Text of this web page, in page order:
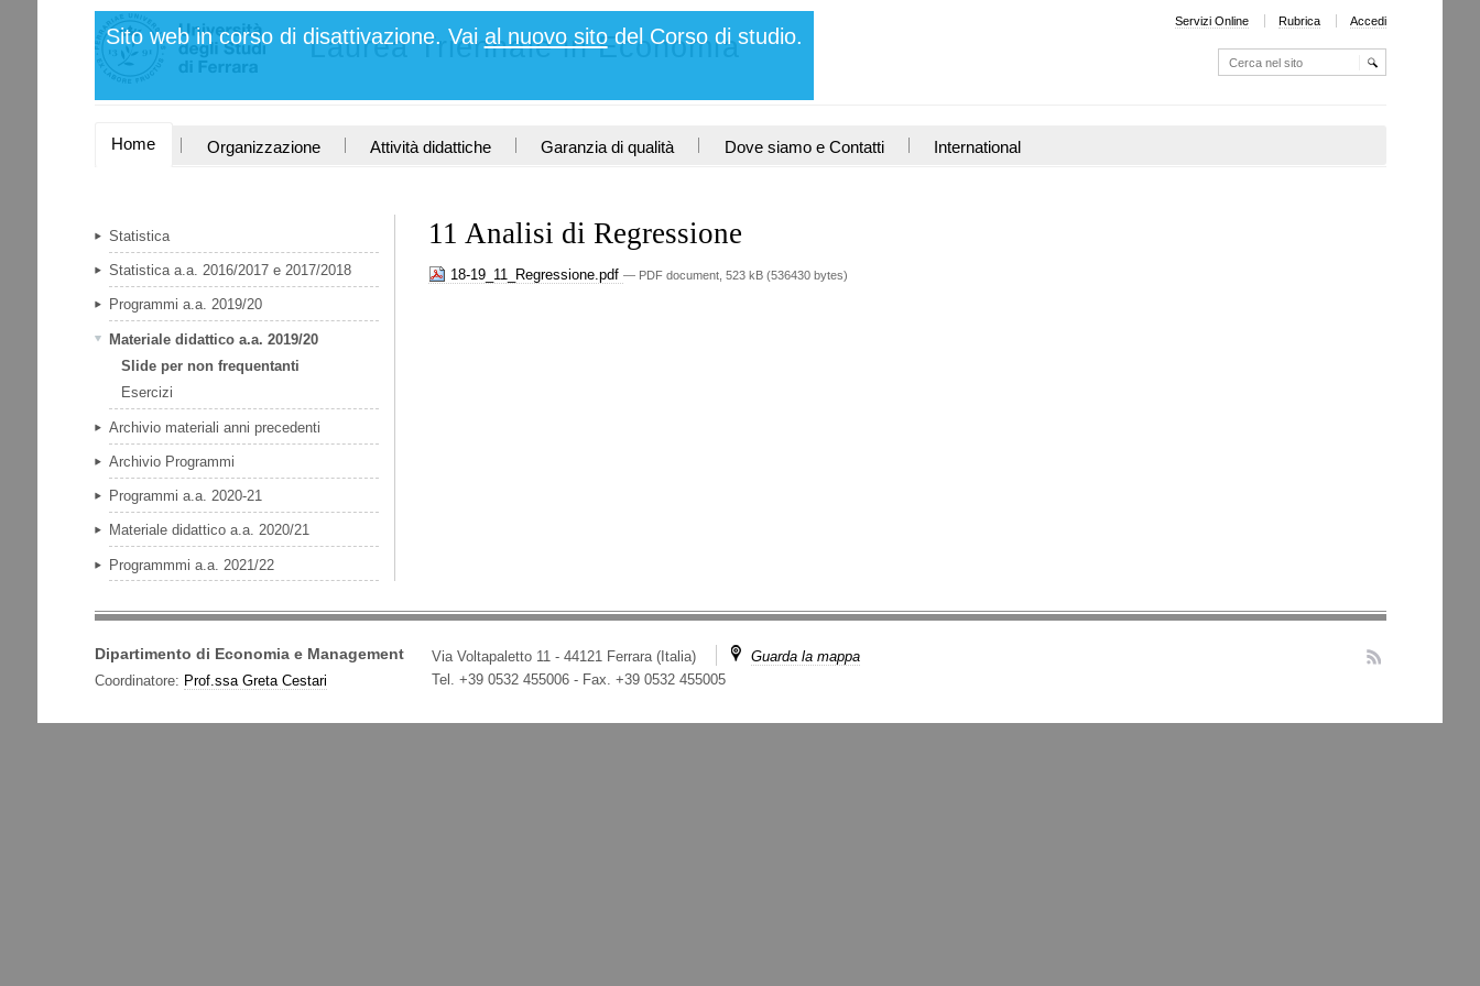
contenuti.
Salta
navigazione
Strumenti
personali
Sito web in corso di disattivazione. Vai al nuovo sitodel Corso di studio.
Laurea Triennale in Economia
Servizi Online Rubrica Accedi
Cerca nel sito
SEZIONI
Home Organizzazione Attività didattiche Garanzia di qualità Dove siamo e Contatti International
11 Analisi di Regressione
18-19_11_Regressione.pdf — PDF document, 523 kB (536430 bytes)
Statistica
Statistica a.a. 2016/2017 e 2017/2018
Programmi a.a. 2019/20
Materiale didattico a.a. 2019/20
Slide per non frequentanti
Esercizi
Archivio materiali anni precedenti
Archivio Programmi
Programmi a.a. 2020-21
Materiale didattico a.a. 2020/21
Programmmi a.a. 2021/22
Dipartimento di Economia e Management
Coordinatore: Prof.ssa Greta Cestari
Via Voltapaletto 11 - 44121 Ferrara (Italia)
Guarda la mappa
Tel. +39 0532 455006- Fax. +39 0532 455005